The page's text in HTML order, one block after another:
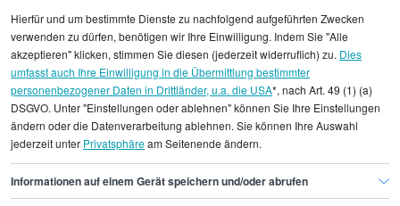
statistischen Erhebungen durch StepStone. Es sind
Durchschnittswerte und die Angaben können nicht
einzelnen Stellenangeboten zugeordnet werden.
Gehaltsinformationen
Vertrieb und Verkauf
Director of Business Development
Hierfür und um bestimmte Dienste zu nachfolgend aufgeführten Zwecken
verwenden zu dürfen, benötigen wir Ihre Einwilligung. Indem Sie "Alle
akzeptieren" klicken, stimmen Sie diesen (jederzeit widerruflich) zu. Dies
umfasst auch Ihre Einwilligung in die Übermittlung bestimmter
personenbezogener Daten in Drittländer, u.a. die USA*, nach Art. 49 (1) (a)
DSGVO. Unter "Einstellungen oder ablehnen" können Sie Ihre Einstellungen
ändern oder die Datenverarbeitung ablehnen. Sie können Ihre Auswahl
jederzeit unter Privatsphäream Seitenende ändern.
Informationen auf einem Gerät speichern und/oder abrufen